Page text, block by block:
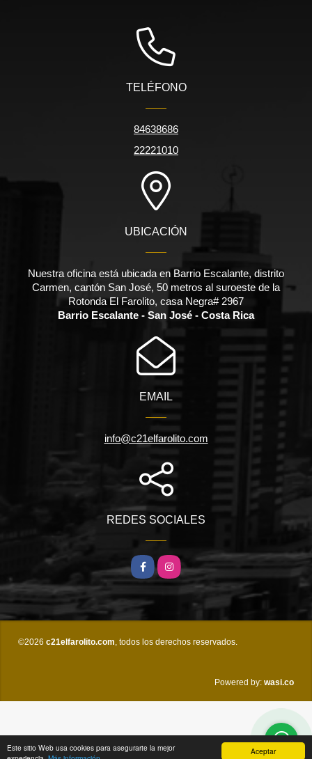
Aceptar
Este sitio Web usa cookies para asegurarte la mejor
TELÉFONO
84638686
22221010
UBICACIÓN
Nuestra oficina está ubicada en Barrio Escalante, distrito
Carmen, cantón San José, 50 metros al suroeste de la
Rotonda El Farolito, casa Negra# 2967
Barrio Escalante - San José - Costa Rica
EMAIL
info@c21elfarolito.com
REDES SOCIALES
FacebookInstagram
©2026 c21elfarolito.com, todos los derechos reservados.
Powered by: wasi.co